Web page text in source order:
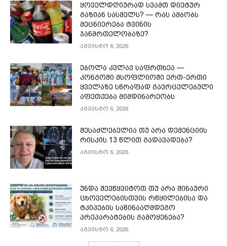
ყოველდღიურად სვამთ დიეტურ
გაზიან სასმელს? — რას ამბობს
მეცნიერება ტვინის
ჯანმრთელობაზე?
აგვისტო 6, 2026
ებოლა კვლავ საფრთხეა —
კონგოში მსოფლიოში ერთ-ერთი
ყველაზე სწრაფად გავრცელებული
აფეთქება მიმდინარეობს
აგვისტო 6, 2026
შესაძლებელია თუ არა დემენციის
რისკის 13 წლით გადავადება?
აგვისტო 6, 2026
უნდა შევწყვიტოთ თუ არა შინაური
ცხოველებისთვის რწყილებისა და
ტკიპების საწინააღმდეგო
პრეპარატების გამოყენება?
აგვისტო 6, 2026